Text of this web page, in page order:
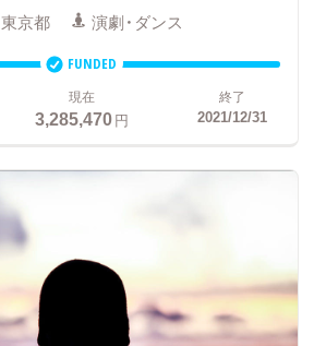
東京都 演劇・ダンス
FUNDED
現在
3,285,470円
終了
2021/12/31